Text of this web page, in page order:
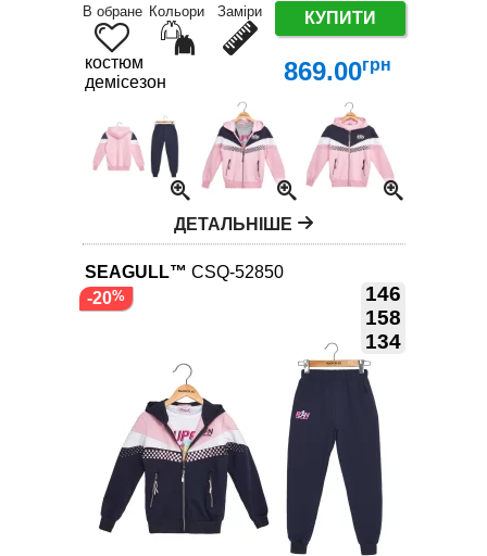
В обране Кольори Заміри КУПИТИ
костюм
демісезон
869.00грн
ДЕТАЛЬНІШЕ
SEAGULL™ CSQ-52850
146
158
134
-20